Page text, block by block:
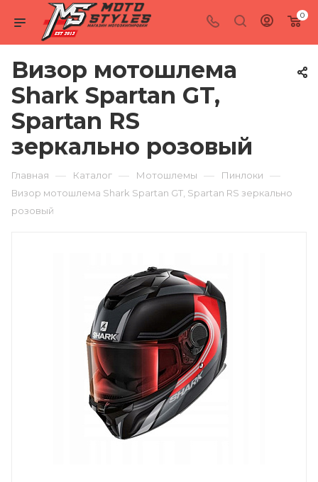
0
Визор мотошлема
Shark Spartan GT,
Spartan RS
зеркально розовый
Главная — Каталог — Мотошлемы — Пинлоки —
Визор мотошлема Shark Spartan GT, Spartan RS зеркально
розовый